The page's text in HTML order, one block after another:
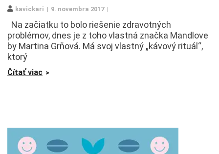
kavickari 9. novembra 2017
Na začiatku to bolo riešenie zdravotných
problémov, dnes je z toho vlastná značka Mandlove
by Martina Grňová. Má svoj vlastný „kávový rituál“,
ktorý
Čítať viac